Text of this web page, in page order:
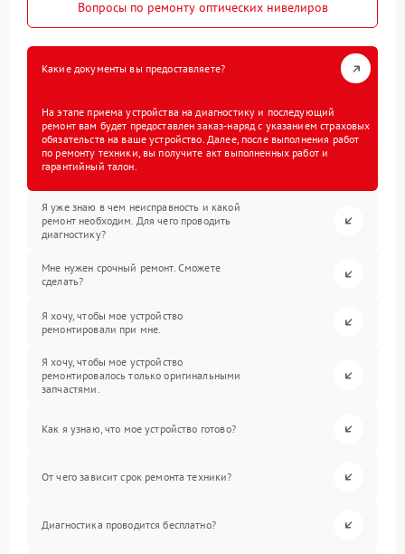
Вопросы по ремонту оптических нивелиров
Какие документы вы предоставляете?
На этапе приема устройства на диагностику и последующий
ремонт вам будет предоставлен заказ-наряд с указанием страховых
обязательств на ваше устройство. Далее, после выполнения работ
по ремонту техники, вы получите акт выполненных работ и
гарантийный талон.
Я уже знаю в чем неисправность и какой
ремонт необходим. Для чего проводить
диагностику?
Мне нужен срочный ремонт. Сможете
сделать?
Я хочу, чтобы мое устройство
ремонтировали при мне.
Я хочу, чтобы мое устройство
ремонтировалось только оригинальными
запчастями.
Как я узнаю, что мое устройство готово?
От чего зависит срок ремонта техники?
Диагностика проводится бесплатно?